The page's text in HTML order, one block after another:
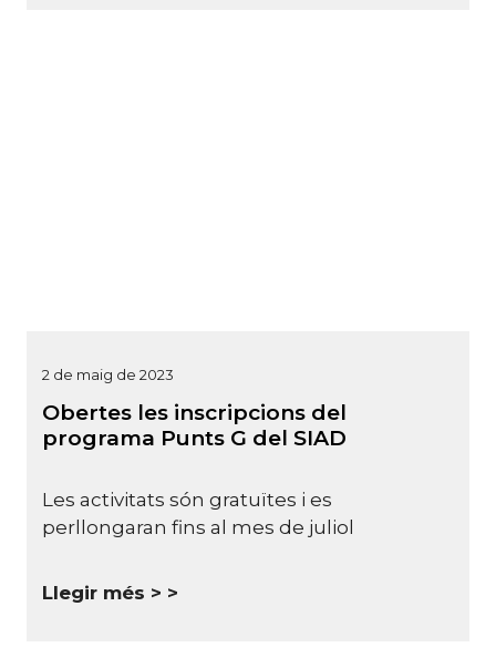
2 de maig de 2023
Obertes les inscripcions del
programa Punts G del SIAD
Les activitats són gratuïtes i es
perllongaran fins al mes de juliol
Llegir més >